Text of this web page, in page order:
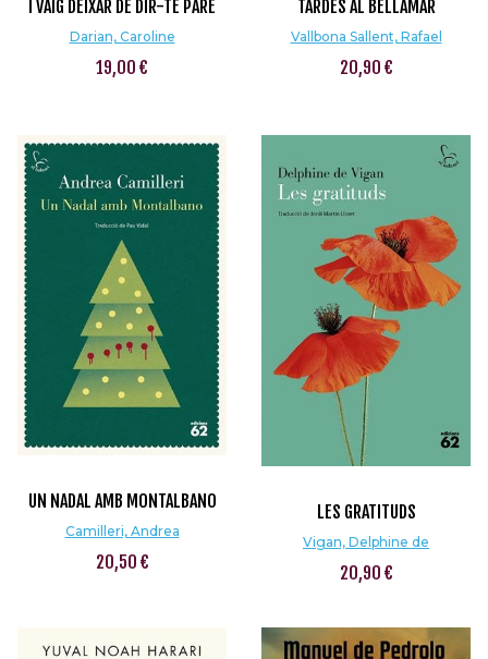
I VAIG DEIXAR DE DIR-TE PARE
Darian, Caroline
19,00 €
TARDES AL BELLAMAR
Vallbona Sallent, Rafael
20,90 €
UN NADAL AMB MONTALBANO
Camilleri, Andrea
20,50 €
LES GRATITUDS
Vigan, Delphine de
20,90 €